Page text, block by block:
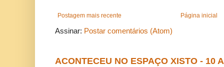
Postagem mais recente Página inicial
Assinar: Postar comentários (Atom)
ACONTECEU NO ESPAÇO XISTO - 10